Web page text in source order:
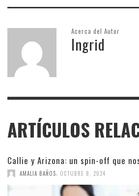
Acerca del Autor
Ingrid
ARTÍCULOS
Callie y Arizona: un spin-off que
AMALIA BAÑOS OCTUBRE 8, 2024